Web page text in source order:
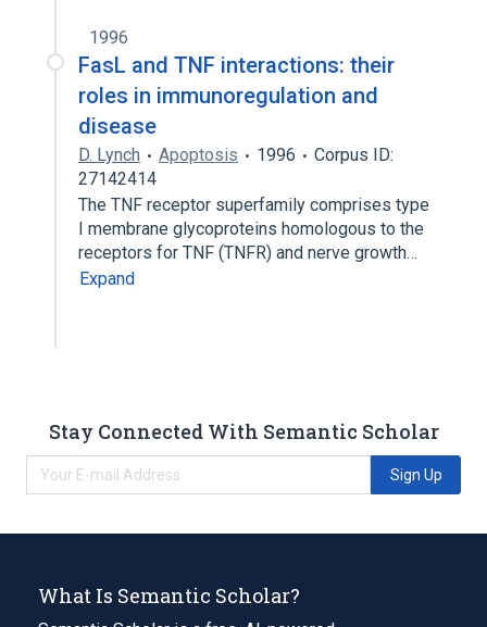
1996
FasL and TNF interactions: their
roles in immunoregulation and
disease
D. Lynch Apoptosis 1996
Corpus ID:
27142414
The TNF receptor superfamily comprises type
I membrane glycoproteins homologous to the
receptors for TNF (TNFR) and nerve growth…
Expand
Stay Connected With Semantic Scholar
Sign Up
What Is Semantic Scholar?